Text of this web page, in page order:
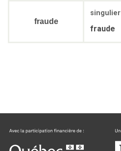
fraude
singulier
fraude